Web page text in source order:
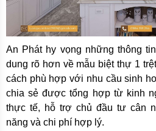
An Phát hy vọng những thông
dung rõ hơn về mẫu biệt thự 1
cách phù hợp với nhu cầu sinh
chia sẻ được tổng hợp từ kinh
thực tế, hỗ trợ chủ đầu tư cân
năng và chi phí hợp lý.